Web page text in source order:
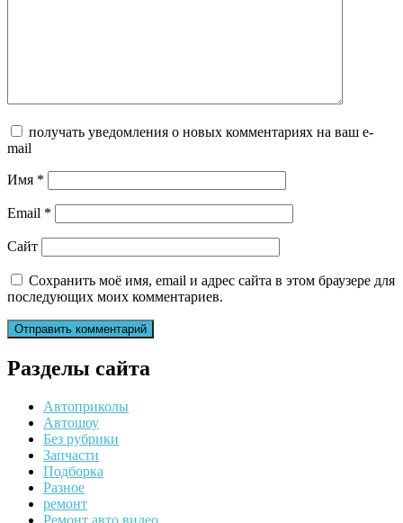
получать уведомления о новых комментариях на ваш e-
mail
Имя *
Email *
Сайт
Сохранить моё имя, email и адрес сайта в этом браузере для
последующих моих комментариев.
Разделы сайта
Автоприколы
Автошоу
Без рубрики
Запчасти
Подборка
Разное
ремонт
Ремонт авто видео